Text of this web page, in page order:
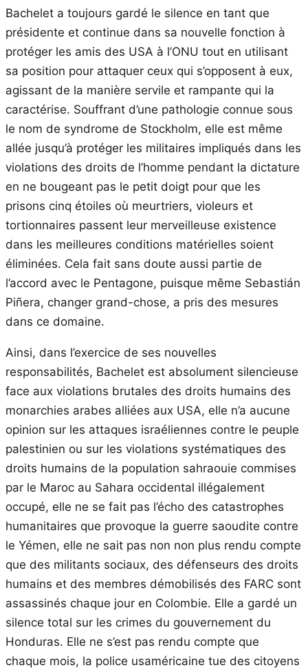
Bachelet a toujours gardé le silence en tant que
présidente et continue dans sa nouvelle fonction à
protéger les amis des USA à l’ONU tout en utilisant
sa position pour attaquer ceux qui s’opposent à eux,
agissant de la manière servile et rampante qui la
caractérise. Souffrant d’une pathologie connue sous
le nom de syndrome de Stockholm, elle est même
allée jusqu’à protéger les militaires impliqués dans les
violations des droits de l’homme pendant la dictature
en ne bougeant pas le petit doigt pour que les
prisons cinq étoiles où meurtriers, violeurs et
tortionnaires passent leur merveilleuse existence
dans les meilleures conditions matérielles soient
éliminées. Cela fait sans doute aussi partie de
l’accord avec le Pentagone, puisque même Sebastián
Piñera, changer grand-chose, a pris des mesures
dans ce domaine.
Ainsi, dans l’exercice de ses nouvelles
responsabilités, Bachelet est absolument silencieuse
face aux violations brutales des droits humains des
monarchies arabes alliées aux USA, elle n’a aucune
opinion sur les attaques israéliennes contre le peuple
palestinien ou sur les violations systématiques des
droits humains de la population sahraouie commises
par le Maroc au Sahara occidental illégalement
occupé, elle ne se fait pas l’écho des catastrophes
humanitaires que provoque la guerre saoudite contre
le Yémen, elle ne sait pas non non plus rendu compte
que des militants sociaux, des défenseurs des droits
humains et des membres démobilisés des FARC sont
assassinés chaque jour en Colombie. Elle a gardé un
silence total sur les crimes du gouvernement du
Honduras. Elle ne s’est pas rendu compte que
chaque mois, la police usaméricaine tue des citoyens